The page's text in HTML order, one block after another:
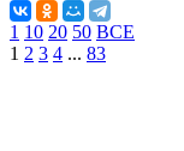
1 10 20 50 ВСЕ
1 2 3 4 ... 83